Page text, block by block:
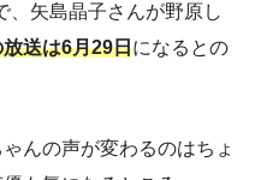
、矢島晶子さんが野原し
送は6月29日になるとの
んの声が変わるのはちょ